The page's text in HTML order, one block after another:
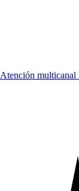
Atención multicanal